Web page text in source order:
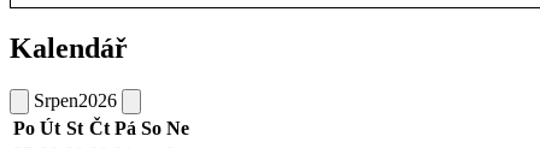
Kalendář
Srpen2026
Po Út St Čt Pá So Ne